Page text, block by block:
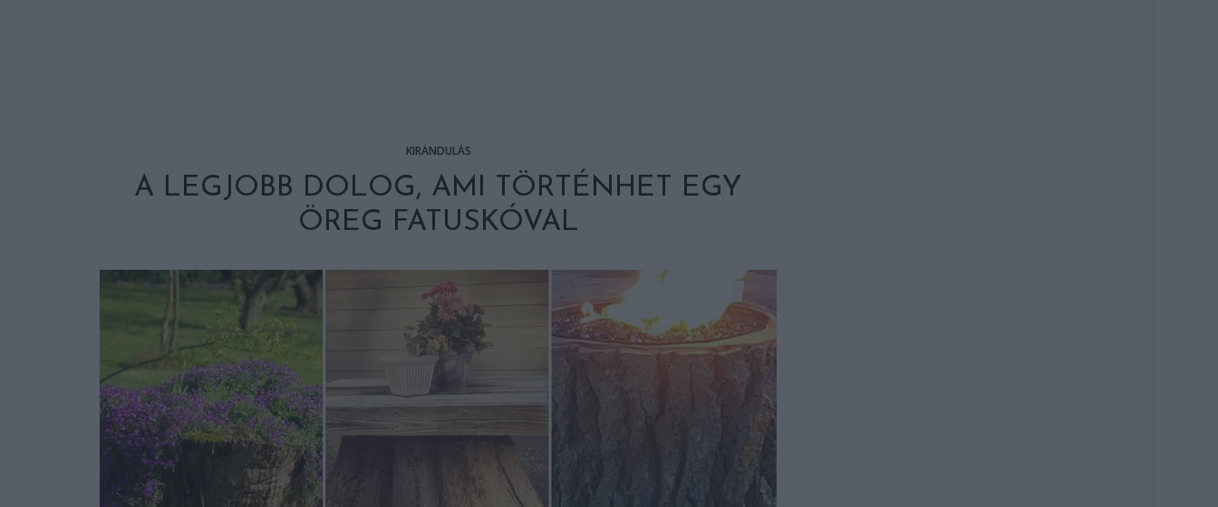
KIRÁNDULÁS
A LEGJOBB DOLOG, AMI TÖRTÉNHET EGY
ÖREG FATUSKÓVAL